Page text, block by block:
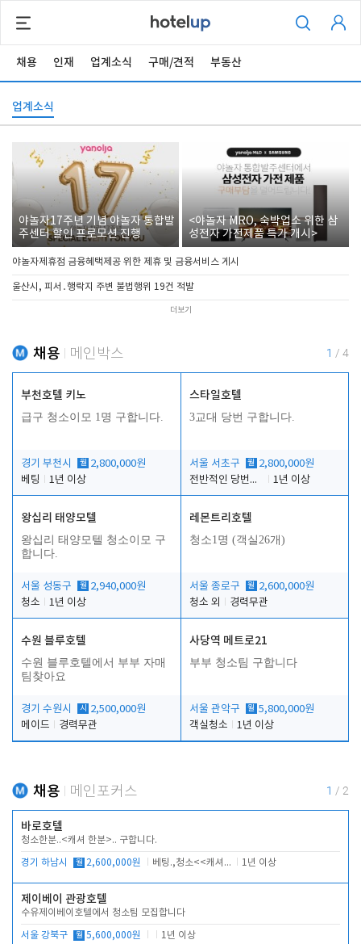
채용 인재 업계소식 구매/견적 부동산
업계소식
야놀자17주년 기념 야놀자 통합발
주센터 할인 프로모션 진행
<야놀자 MRO, 숙박업소 위한 삼
성전자 가전제품 특가 개시>
야놀자제휴점 금융혜택제공 위한 제휴 및 금융서비스 게시
울산시, 피서․행락지 주변 불법행위 19건 적발
더보기
채용 메인박스 1 / 4
부천호텔 키노
급구 청소이모 1명 구합니다.
경기 부천시 월 2,800,000원
베팅
1년 이상
스타일호텔
3교대 당번 구합니다.
서울 서초구 월 2,800,000원
전반적인 당번업무
1년 이상
왕십리 태양모텔
왕십리 태양모텔 청소이모 구
합니다.
서울 성동구 월 2,940,000원
청소
1년 이상
레몬트리호텔
청소1명 (객실26개)
서울 종로구 월 2,600,000원
청소 외
경력무관
수원 블루호텔
수원 블루호텔에서 부부 자매
팀찾아요
경기 수원시 시
2,500,000원
메이드
경력무관
사당역 메트로21
부부 청소팀 구합니다
서울 관악구 월 5,800,000원
객실청소
1년 이상
채용 메인포커스 1 / 2
바로호텔
청소한분..<캐셔 한분>.. 구합니다.
경기 하남시 월 2,600,000원 베팅.,청소<<캐셔 모셔봅니다. 1년 이상
제이베이 관광호텔
수유제이베이호텔에서 청소팀 모집합니다
서울 강북구 월 5,600,000원 1년 이상